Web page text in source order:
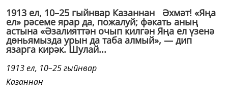
1913 ел, 10–25 гыйнвар Казаннан Әхмәт! «Яңа
ел» рәсеме ярар да, пожалуй; фәкать аның
астына «Әзалияттән очып килгән Яңа ел үзенә
дөньямызда урын да таба алмый», — дип
язарга кирәк. Шулай...
1913 ел, 10–25 гыйнвар
Казаннан